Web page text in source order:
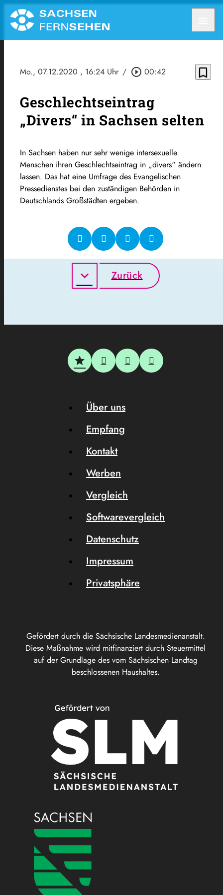
Mo., 07.12.2020 , 16:24 Uhr / play_circle_outline 00:42 bookmark_border
Geschlechtseintrag
„Divers“ in Sachsen selten
In Sachsen haben nur sehr wenige intersexuelle
Menschen ihren Geschlechtseintrag in „divers“ ändern
lassen. Das hat eine Umfrage des Evangelischen
Pressedienstes bei den zuständigen Behörden in
Deutschlands Großstädten ergeben.
Zurück
Gefördert durch die Sächsische Landesmedienanstalt.
Diese Maßnahme wird mitfinanziert durch Steuermittel
auf der Grundlage des vom Sächsischen Landtag
beschlossenen Haushaltes.
Über uns
Empfang
Kontakt
Werben
Vergleich
Softwarevergleich
Datenschutz
Impressum
Privatsphäre